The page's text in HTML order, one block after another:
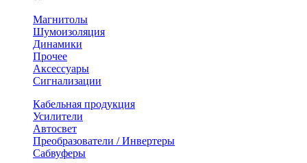
Магнитолы
Шумоизоляция
Динамики
Прочее
Аксессуары
Сигнализации
Кабельная продукция
Усилители
Автосвет
Преобразователи / Инвертеры
Сабвуферы